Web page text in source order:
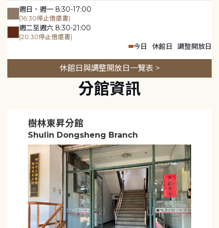
週日、週一 8:30-17:00
(16:30停止借還書)
週二至週六 8:30-21:00
(20:30停止借還書)
今日 休館日 調整開放日
休館日與調整開放日一覽表 >
分館資訊
樹林東昇分館
Shulin Dongsheng Branch